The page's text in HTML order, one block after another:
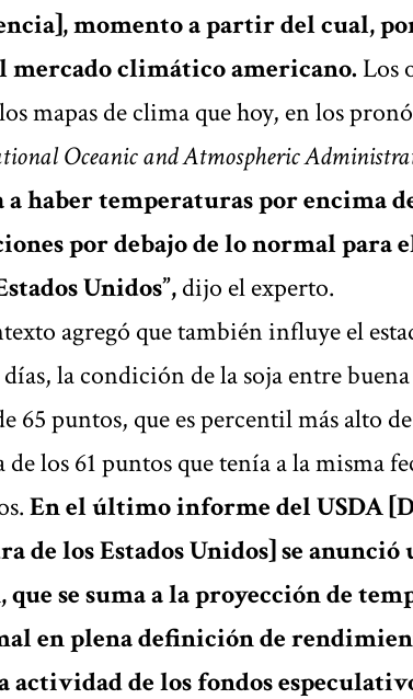
momento a partir del cual,
mercado climático americano. Los
mapas de clima que hoy, en los
Oceanic and Atmospheric
a haber temperaturas por encima
por debajo de lo normal para
Unidos”,dijo el experto.
agregó que también influye el
la condición de la soja entre
65 puntos, que es percentil más alto
los 61 puntos que tenía a la misma
En el último informe del USDA
de los Estados Unidos] se anunció
se suma a la proyección de
en plena definición de
actividad de los fondos